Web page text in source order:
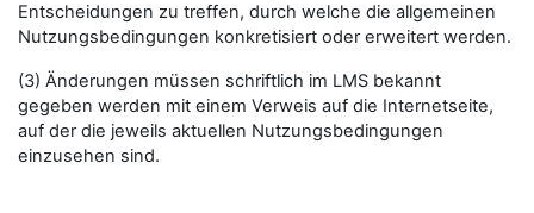
Entscheidungen zu treffen, durch welche die allgemeinen
Nutzungsbedingungen konkretisiert oder erweitert werden.
(3) Änderungen müssen schriftlich im LMS bekannt
gegeben werden mit einem Verweis auf die Internetseite,
auf der die jeweils aktuellen Nutzungsbedingungen
einzusehen sind.